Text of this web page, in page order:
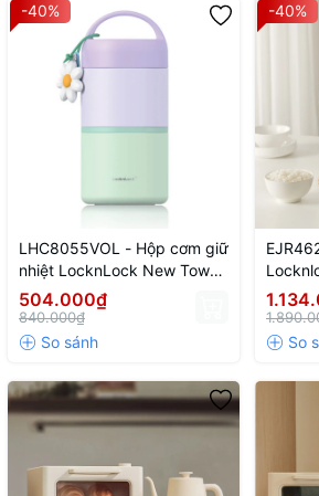
-40%
LHC8055VOL - Hộp cơm giữ
nhiệt LocknLock New Tower
Vacuum Lunch box (330ml,
520ml) - Màu tím
504.000₫
840.000₫
-40%
cooker
1.8L -